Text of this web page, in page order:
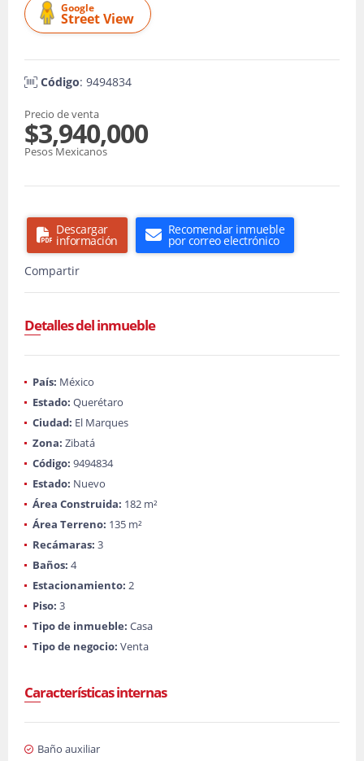
Google
Street View
Código: 9494834
Precio de venta
$3,940,000
Pesos Mexicanos
Descargar
información
Recomendar inmueble
por correo electrónico
Compartir
Detalles del inmueble
País: México
Estado: Querétaro
Ciudad: El Marques
Zona: Zibatá
Código: 9494834
Estado: Nuevo
Área Construida: 182 m²
Área Terreno: 135 m²
Recámaras: 3
Baños: 4
Estacionamiento: 2
Piso: 3
Tipo de inmueble: Casa
Tipo de negocio: Venta
Características internas
Baño auxiliar